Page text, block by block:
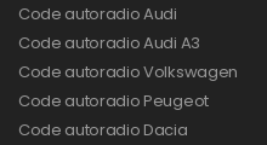
Code autoradio Audi
Code autoradio Audi A3
Code autoradio Volkswagen
Code autoradio Peugeot
Code autoradio Dacia